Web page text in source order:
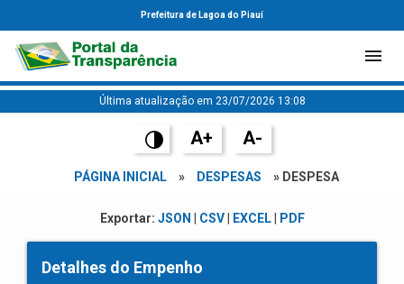
Prefeitura de Lagoa do Piauí
Última atualização em 23/07/2026 13:08
A+ A-
PÁGINA INICIAL » DESPESAS » DESPESA
Exportar: JSON CSV| EXCEL| PDF
Detalhes do Empenho